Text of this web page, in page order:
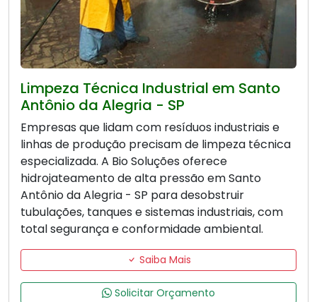
Limpeza Técnica Industrial em Santo
Antônio da Alegria - SP
Empresas que lidam com resíduos industriais e
linhas de produção precisam de limpeza técnica
especializada. A Bio Soluções oferece
hidrojateamento de alta pressão em Santo
Antônio da Alegria - SP para desobstruir
tubulações, tanques e sistemas industriais, com
total segurança e conformidade ambiental.
Saiba Mais
Solicitar Orçamento